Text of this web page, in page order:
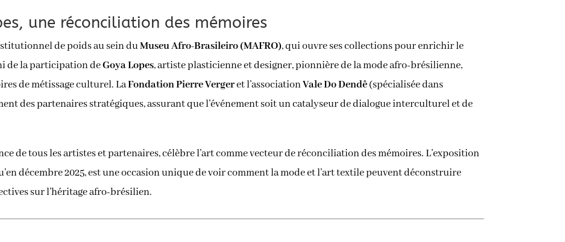
une réconciliation des mémoires
de poids au sein duMuseu Afro-Brasileiro (MAFRO), qui ouvre ses collections pour enrichir le
de la participation deGoya Lopes, artiste plasticienne et designer, pionnière de la mode afro-brésilienne,
de métissage culturel. LaFondation Pierre Vergeret l’associationVale Do Dendê(spécialisée dans
des partenaires stratégiques, assurant que l’événement soit un catalyseur de dialogue interculturel et de
de tous les artistes et partenaires, célèbre l’art comme vecteur de réconciliation des mémoires. L’exposition
décembre 2025, est une occasion unique de voir comment la mode et l’art textile peuvent déconstruire
sur l’héritage afro-brésilien.